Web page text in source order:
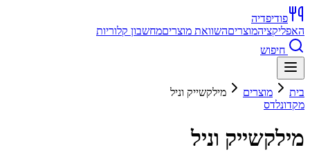
פודיפדיה
האפליקציהמוצריםהשוואת מוצריםמחשבון קלוריות
חיפוש
בית מוצרים
מילקשייק וניל
מקדונלדס
מילקשייק וניל